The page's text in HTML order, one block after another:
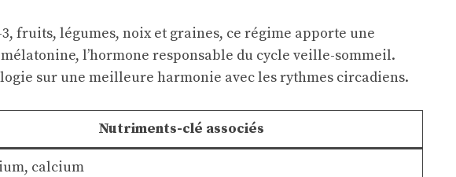
fruits, légumes, noix et graines, ce régime apporte une
l’hormone responsable du cycle veille-sommeil.
sur une meilleure harmonie avec les rythmes circadiens.
Nutriments-clé associés
calcium